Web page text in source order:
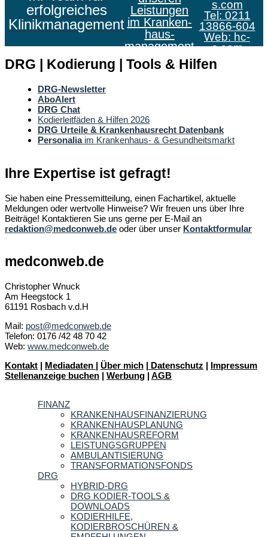
erfolgreiches
Klinikmanagement
Leistungen
im Kranken­
haus­
management
s.com
Tel: 0211
13866-604
Web: hc-
s.com
DRG | Kodierung | Tools & Hilfen
DRG-Newsletter
AboAlert
DRG Chat
Kodierleitfäden & Hilfen 2026
DRG Urteile & Krankenhausrecht Datenbank
Personaliaim Krankenhaus- & Gesundheitsmarkt
Ihre Expertise ist gefragt!
Sie haben eine Pressemitteilung, einen Fachartikel, aktuelle
Meldungen oder wertvolle Hinweise? Wir freuen uns über Ihre
Beiträge! Kontaktieren Sie uns gerne per E-Mail an
redaktion@medconweb.de oder über unser Kontaktformular
medconweb.de
Christopher Wnuck
Am Heegstock 1
61191 Rosbach v.d.H
Mail: post@medconweb.de
Telefon: 0176 /42 48 70 42
Web: www.medconweb.de
Kontakt | Mediadaten | Über mich | Datenschutz | Impressum
Stellenanzeige buchen | Werbung | AGB
FINANZ
KRANKENHAUSFINANZIERUNG
KRANKENHAUSPLANUNG
KRANKENHAUSREFORM
LEISTUNGSGRUPPEN
AMBULANTISIERUNG
TRANSFORMATIONSFONDS
DRG
HYBRID-DRG
DRG KODIER-TOOLS &
DOWNLOADS
KODIERHILFE,
KODIERBROSCHÜREN &